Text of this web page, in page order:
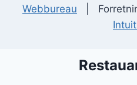
Webbureau |